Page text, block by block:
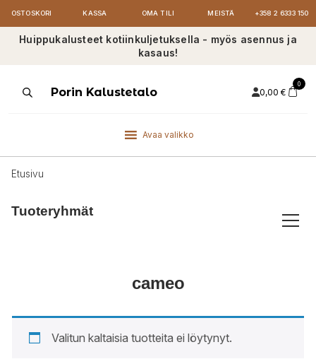
OSTOSKORI KASSA OMA TILI MEISTÄ +358 2 6333 150
Huippukalusteet kotiinkuljetuksella - myös asennus ja
kasaus!
ProductsPorin Kalustetalo 0,00 €
0
Avaa valikko
Etusivu
Tuoteryhmät
cameo
Valitun kaltaisia tuotteita ei löytynyt.